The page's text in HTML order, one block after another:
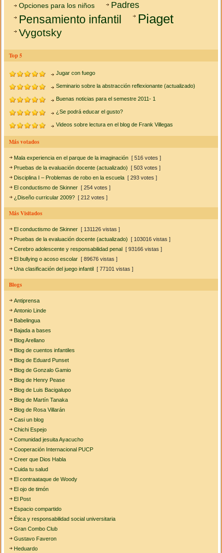
Opciones para los niños Padres
Pensamiento infantil Piaget
Vygotsky
Top 5
Jugar con fuego
Seminario sobre la abstracción reflexionante (actualizado)
Buenas noticias para el semestre 2011- 1
¿Se podrá educar el gusto?
Videos sobre lectura en el blog de Frank Villegas
Más votados
Mala experiencia en el parque de la imaginación [ 516 votes ]
Pruebas de la evaluación docente (actualizado) [ 503 votes ]
Disciplina I – Problemas de robo en la escuela [ 293 votes ]
El conductismo de Skinner [ 254 votes ]
¿Diseño curricular 2009? [ 212 votes ]
Más Visitados
El conductismo de Skinner [ 131126 vistas ]
Pruebas de la evaluación docente (actualizado) [ 103016 vistas ]
Cerebro adolescente y responsabilidad penal [ 93166 vistas ]
El bullying o acoso escolar [ 89676 vistas ]
Una clasificación del juego infantil [ 77101 vistas ]
Blogs
Antiprensa
Antonio Linde
Babelingua
Bajada a bases
Blog Arellano
Blog de cuentos infantiles
Blog de Eduard Punset
Blog de Gonzalo Gamio
Blog de Henry Pease
Blog de Luis Bacigalupo
Blog de Martín Tanaka
Blog de Rosa Villarán
Casi un blog
Chichi Espejo
Comunidad jesuita Ayacucho
Cooperación Internacional PUCP
Creer que Dios Habla
Cuida tu salud
El contraataque de Woody
El ojo de timón
El Post
Espacio compartido
Ética y responsabilidad social universitaria
Gran Combo Club
Gustavo Faveron
Heduardo